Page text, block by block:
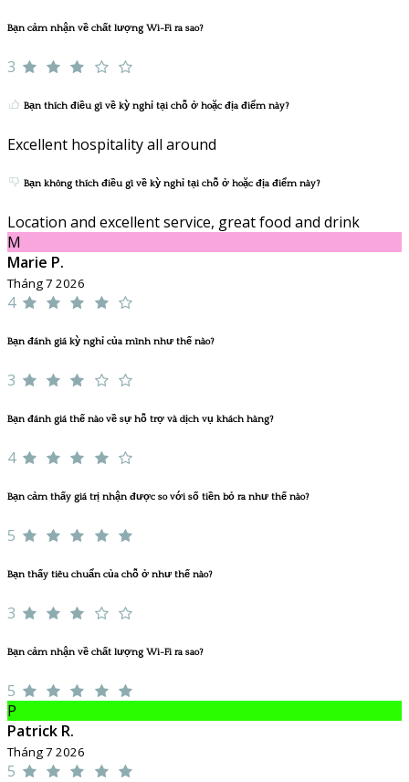
Bạn cảm nhận về chất lượng Wi-Fi ra sao?
3
Bạn thích điều gì về kỳ nghỉ tại chỗ ở hoặc địa điểm này?
Excellent hospitality all around
Bạn không thích điều gì về kỳ nghỉ tại chỗ ở hoặc địa điểm này?
Location and excellent service, great food and drink
M
Marie P.
Tháng 7 2026
4
Bạn đánh giá kỳ nghỉ của mình như thế nào?
3
Bạn đánh giá thế nào về sự hỗ trợ và dịch vụ khách hàng?
4
Bạn cảm thấy giá trị nhận được so với số tiền bỏ ra như thế nào?
5
Bạn thấy tiêu chuẩn của chỗ ở như thế nào?
3
Bạn cảm nhận về chất lượng Wi-Fi ra sao?
5
P
Patrick R.
Tháng 7 2026
5